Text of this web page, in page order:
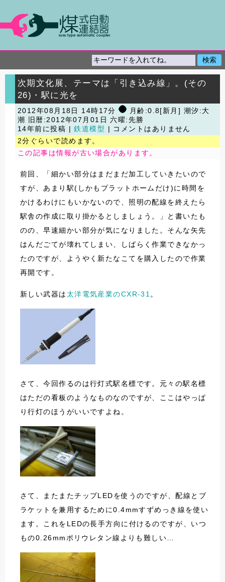
次期文化展、テーマは「引き込み線」。(その
26)・駅に光を
2012年08月18日 14時17分
月齢:0.8[新月] 潮汐:大
潮
旧暦:2012年07月01日 六曜:先勝
14年前に投稿 |鉄道模型
| コメントはありません
2分ぐらいで読めます。
この記事は情報が古い場合があります。
前回、「細かい部分はまだまだ加工していきたいので
すが、あまり駅(しかもプラットホームだけ)に時間を
かけるわけにもいかないので、照明の配線を終えたら
駅舎の作成に取り掛かるとしましょう。」と書いたも
のの、早速細かい部分が気になりました。そんな矢先
はんだごてが壊れてしまい、しばらく作業できなかっ
たのですが、ようやく新たなこてを購入したので作業
再開です。
新しい武器は 太洋電気産業のCXR-31 。
さて、今回作るのは行灯式駅名標です。元々の駅名標
はただの看板のようなものなのですが、ここはやっぱ
り行灯のほうがいいですよね。
さて、またまたチップLEDを使うのですが、配線とブ
ラケットを兼用するために0.4mmすずめっき線を使い
ます。これをLEDの長手方向に付けるのですが、いつ
もの0.26mmポリウレタン線よりも難しい…